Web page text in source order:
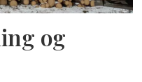
og